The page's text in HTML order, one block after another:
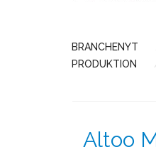
BRANCHENYT
PRODUKTION
Altoo